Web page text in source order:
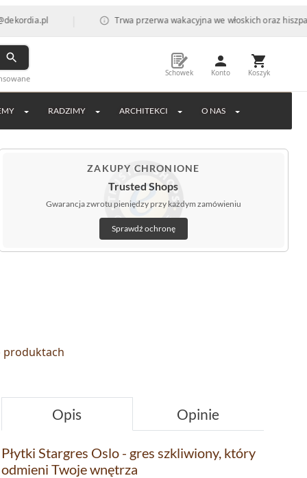
| Trwa przerwa wakacyjna we włoskich oraz hiszpańskich
Schowek Konto Koszyk
RADZIMY ARCHITEKCI O NAS
ZAKUPY CHRONIONE
Trusted Shops
Gwarancja zwrotu pieniędzy przy każdym zamówieniu
Sprawdź ochronę
produktach
Opis Opinie
Płytki Stargres Oslo - gres szkliwiony, który
odmieni Twoje wnętrza